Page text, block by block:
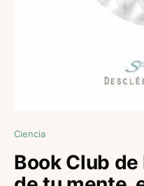
Ciencia
Book Club